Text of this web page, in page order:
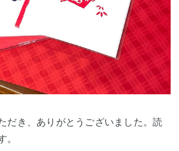
だき、ありがとうございました。読